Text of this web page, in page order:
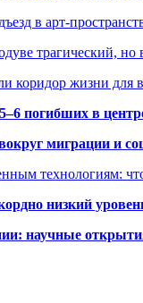
в арт-
трагический,
коридор жизни для
погибших в
миграции и
технологиям:
низкий
научные